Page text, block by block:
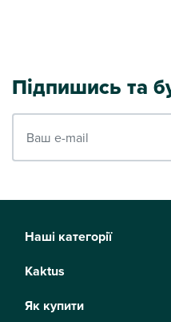
Підпишись та
Наші категорії
Kaktus
Як купити